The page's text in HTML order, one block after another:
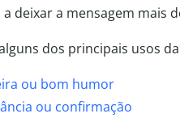
a deixar a mensagem mais
dos principais usos da
ou bom humor
ou confirmação